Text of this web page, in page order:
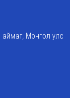
аймаг, Монгол улс